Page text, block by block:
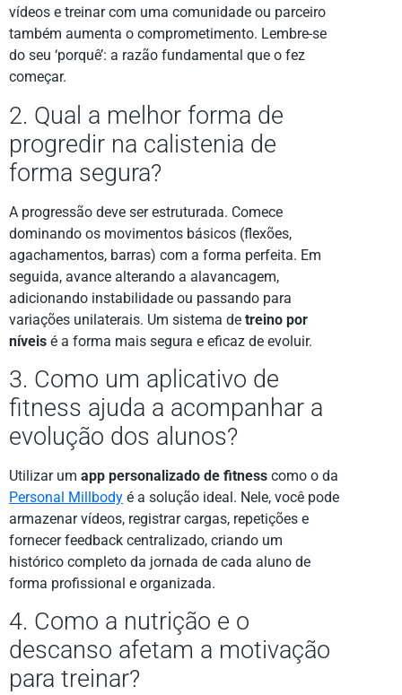
vídeos e treinar com uma comunidade ou parceiro
também aumenta o comprometimento. Lembre-se
do seu ‘porquê’: a razão fundamental que o fez
começar.
2. Qual a melhor forma de
progredir na calistenia de
forma segura?
A progressão deve ser estruturada. Comece
dominando os movimentos básicos (flexões,
agachamentos, barras) com a forma perfeita. Em
seguida, avance alterando a alavancagem,
adicionando instabilidade ou passando para
variações unilaterais. Um sistema de treino por
níveis é a forma mais segura e eficaz de evoluir.
3. Como um aplicativo de
fitness ajuda a acompanhar a
evolução dos alunos?
Utilizar um app personalizado de fitness como o da
Personal Millbody é a solução ideal. Nele, você pode
armazenar vídeos, registrar cargas, repetições e
fornecer feedback centralizado, criando um
histórico completo da jornada de cada aluno de
forma profissional e organizada.
4. Como a nutrição e o
descanso afetam a motivação
para treinar?